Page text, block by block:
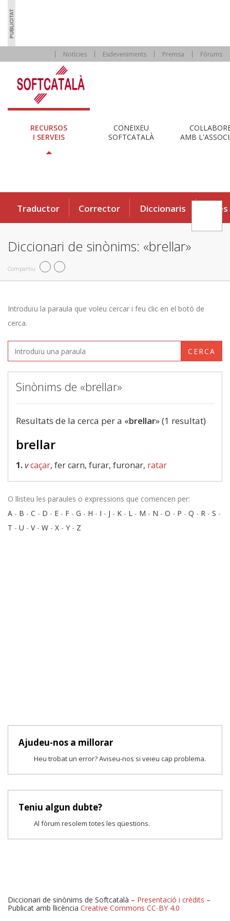
Notícies Esdeveniments Premsa Fòrums
RECURSOS
I SERVEIS
CONEIXEU
SOFTCATALÀ
AMB
Traductor Corrector Diccionaris Eines
Diccionari de sinònims: «brellar»
Compartiu
Introduïu la paraula que voleu cercar i feu clic en el botó de
cerca.
CERCA
Sinònims de «brellar»
Resultats de la cerca per a «brellar» (1 resultat)
brellar
1.vcaçar, fer carn, furar, furonar, ratar
O llisteu les paraules o expressions que comencen per:
A - B - C - D - E - F - G - H - I - J - K - L - M - N - O - P - Q - R - S -
T - U - V- W - X - Y - Z
Ajudeu-nos a millorar
Heu trobat un error? Aviseu-nos si veieu cap problema.
Teniu algun dubte?
Al fòrum resolem totes les qüestions.
Diccionari de sinònims de Softcatalà – Presentació i crèdits –
Publicat amb llicència Creative Commons CC-BY 4.0